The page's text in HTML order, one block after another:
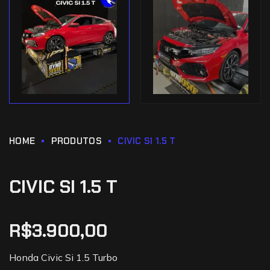
HOME PRODUTOS CIVIC SI 1.5 T
CIVIC SI 1.5 T
R$3.900,00
Honda Civic Si 1.5 Turbo